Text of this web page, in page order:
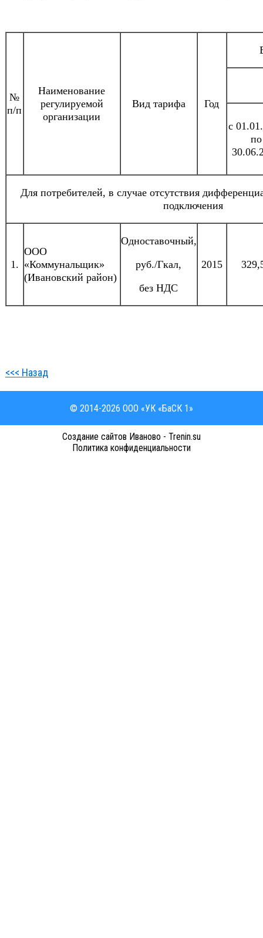
№
п/п
Наименование
регулируемой
организации
Вид тарифа Год
с
по
Для потребителей, в случае отсутствия
подключения
1.
ООО
«Коммунальщик»
(Ивановский район)
Одноставочный,
руб./Гкал,
без НДС
2015
<<< Назад
© 2014-2026 ООО «УК «БаСК 1»
Cоздание сайтов Иваново - Trenin.su
Политика конфиденциальности